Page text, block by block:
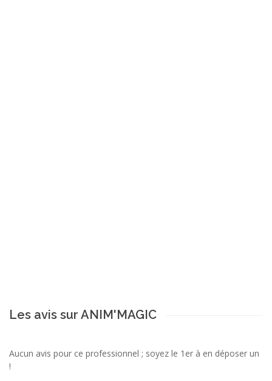
Les avis sur ANIM'MAGIC
Aucun avis pour ce professionnel ; soyez le 1er à en déposer un
!